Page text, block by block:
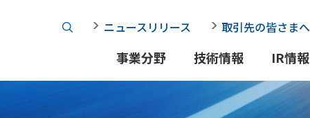
ニュースリリース 取引先の皆さまへ
事業分野 技術情報 IR情報